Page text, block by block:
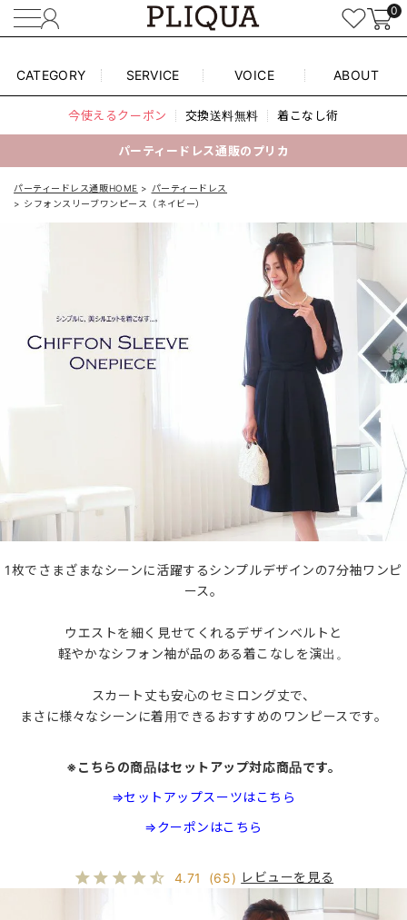
0
CATEGORY SERVICE VOICE ABOUT
今使えるクーポン 交換送料無料 着こなし術
パーティードレス通販のプリカ
パーティードレス通販HOME
パーティードレス
シフォンスリーブワンピース（ネイビー）
1枚でさまざまなシーンに活躍するシンプルデザインの7分袖ワンピ
ース。
ウエストを細く見せてくれるデザインベルトと
軽やかなシフォン袖が品のある着こなしを演出。
スカート丈も安心のセミロング丈で、
まさに様々なシーンに着用できるおすすめのワンピースです。
※こちらの商品はセットアップ対応商品です。
⇒セットアップスーツはこちら
⇒クーポンはこちら
4.71 (65) レビューを見る